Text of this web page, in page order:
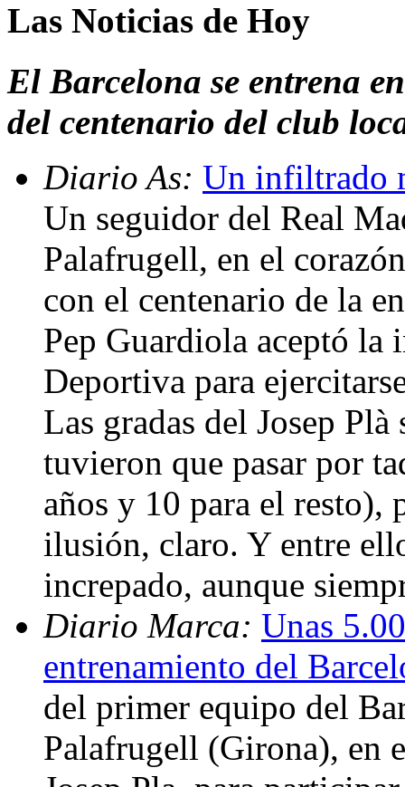
Las Noticias de Hoy
El Barcelona se entrena
del centenario del club
Diario As: Un infiltrado
Un seguidor del Real
Palafrugell, en el
con el centenario de la
Pep Guardiola aceptó
Deportiva para
Las gradas del Josep
tuvieron que pasar por
años y 10 para el resto),
ilusión, claro. Y entre
increpado, aunque
Diario Marca: Unas
entrenamiento del
del primer equipo del
Palafrugell (Girona), en